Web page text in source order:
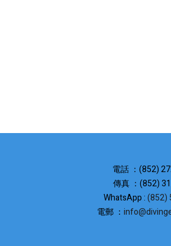
電話 ：(852)
傳真 ：(852)
WhatsApp :(852)
電郵 ：